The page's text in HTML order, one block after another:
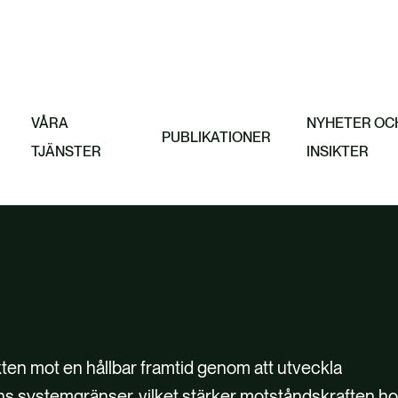
VÅRA
TJÄNSTER
PUBLIKATIONER
NYHETER
INSIKTER
mot en hållbar framtid genom att utveckla